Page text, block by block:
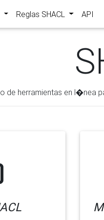
Reglas SHACL API
de herramientas en l�nea